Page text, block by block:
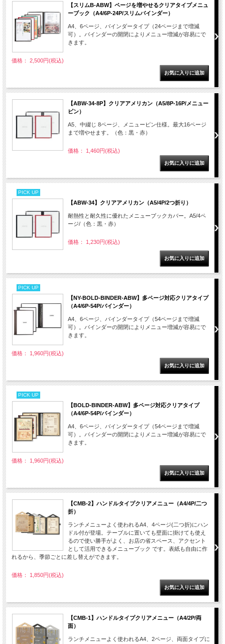
【スリムB-ABW】ページを増やせるクリアタイプメニュ
ーブック（A4/6P-24P/スリムバインダー）
A4、6ページ、バインダータイプ（24ページまで増減
可）。バインダーの開閉によりメニュー増減が容易にで
きます。
価格： 2,500円(税込)
【ABW-34-8P】クリアアメリカン（A5/8P-16P/メニュー
ピン）
A5、中綴じ 8ページ、メニューピン仕様。最大16ページ
まで増やせます。（色：黒・赤）
価格： 1,460円(税込)
PICK UP
【ABW-34】クリアアメリカン（A5/4P/2つ折り）
耐熱性と耐久性に優れたメニューブックカバー。A5/4ペ
ージ/（色：黒・赤）
価格： 1,230円(税込)
PICK UP
【NY-BOLD-BINDER-ABW】多ページ対応クリアタイプ
（A4/6P-54P/バインダー）
A4、6ページ、バインダータイプ（54ページまで増減
可）。バインダーの開閉によりメニュー増減が容易にで
きます。
価格： 1,960円(税込)
PICK UP
【BOLD-BINDER-ABW】多ページ対応クリアタイプ
（A4/6P-54P/バインダー）
A4、6ページ、バインダータイプ（54ページまで増減
可）。バインダーの開閉によりメニュー増減が容易にで
きます。
価格： 1,960円(税込)
【CMB-2】ハンドルタイプクリアメニュー（A4/4P/二つ
折）
ランチメニューよく使われるA4、4ページ(二つ折)にハン
ドル付が登場。テーブルに置いても壁面に掛けても使え
るので使い勝手がよく、お店の省スペース、アクセント
として活用できるメニューブック です。表紙も自由に作
れるから、季節ごとに差し替えができます。
価格： 1,850円(税込)
【CMB-1】ハンドルタイプクリアメニュー（A4/2P/両
面）
ランチメニューよく使われるA4、2ページ、両面タイプに